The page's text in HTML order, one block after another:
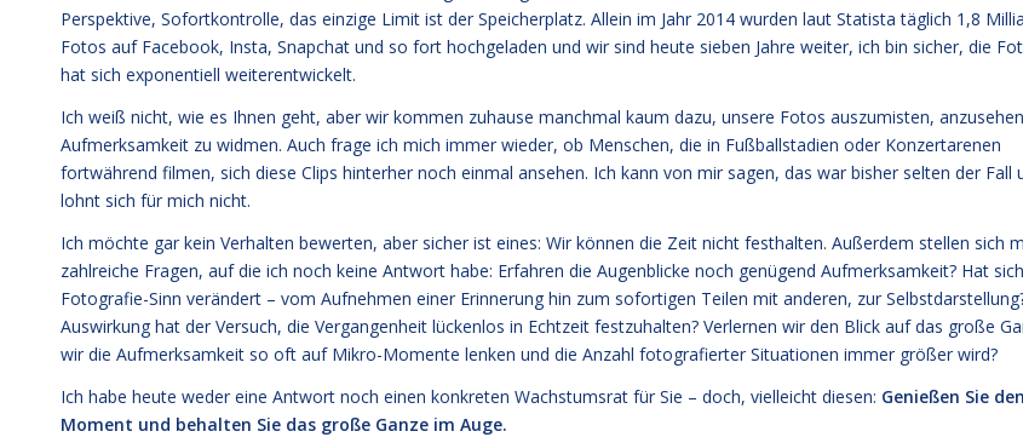
Perspektive, Sofortkontrolle, das einzige Limit ist der Speicherplatz. Allein im Jahr 2014 wurden laut Statista täglich 1,8
Fotos auf Facebook, Insta, Snapchat und so fort hochgeladen und wir sind heute sieben Jahre weiter, ich bin sicher, die
hat sich exponentiell weiterentwickelt.
Ich weiß nicht, wie es Ihnen geht, aber wir kommen zuhause manchmal kaum dazu, unsere Fotos auszumisten,
Aufmerksamkeit zu widmen. Auch frage ich mich immer wieder, ob Menschen, die in Fußballstadien oder Konzertarenen
fortwährend filmen, sich diese Clips hinterher noch einmal ansehen. Ich kann von mir sagen, das war bisher selten der Fall
lohnt sich für mich nicht.
Ich möchte gar kein Verhalten bewerten, aber sicher ist eines: Wir können die Zeit nicht festhalten. Außerdem stellen sich
zahlreiche Fragen, auf die ich noch keine Antwort habe: Erfahren die Augenblicke noch genügend Aufmerksamkeit? Hat
Fotografie-Sinn verändert – vom Aufnehmen einer Erinnerung hin zum sofortigen Teilen mit anderen, zur
Auswirkung hat der Versuch, die Vergangenheit lückenlos in Echtzeit festzuhalten? Verlernen wir den Blick auf das große
wir die Aufmerksamkeit so oft auf Mikro-Momente lenken und die Anzahl fotografierter Situationen immer größer wird?
Ich habe heute weder eine Antwort noch einen konkreten Wachstumsrat für Sie – doch, vielleicht diesen: Genießen Sie den
Moment und behalten Sie das große Ganze im Auge.